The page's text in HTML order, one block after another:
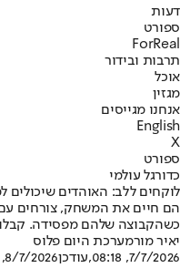
דעות
ספורט
ForReal
תרבות ובידור
אוכל
מגזין
אנחנו מגייסים
English
X
ספורט
כדורגל עולמי
לוקחים ללב: האוהדים
הם חיים את המשחק, צורחים עם
כשהקבוצה שלהם מפסידה. קבלו
יאיר מורמערכת היום פלוס
7/7/2026, 08:18
,עודכן8/7/2026, 11:00